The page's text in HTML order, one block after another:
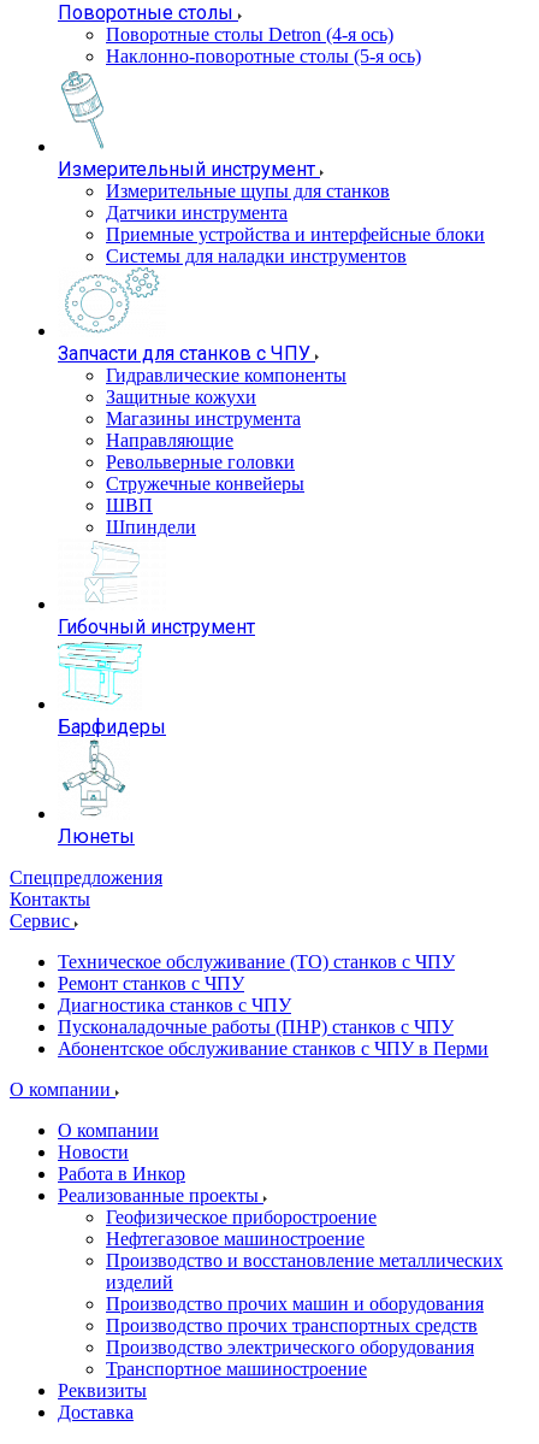
Поворотные столы
Поворотные столы Detron (4-я ось)
Наклонно-поворотные столы (5-я ось)
Измерительный инструмент
Измерительные щупы для станков
Датчики инструмента
Приемные устройства и интерфейсные блоки
Системы для наладки инструментов
Запчасти для станков с ЧПУ
Гидравлические компоненты
Защитные кожухи
Магазины инструмента
Направляющие
Револьверные головки
Стружечные конвейеры
ШВП
Шпиндели
Гибочный инструмент
Барфидеры
Люнеты
Спецпредложения
Контакты
Сервис
Техническое обслуживание (ТО) станков с ЧПУ
Ремонт станков с ЧПУ
Диагностика станков с ЧПУ
Пусконаладочные работы (ПНР) станков с ЧПУ
Абонентское обслуживание станков с ЧПУ в Перми
О компании
О компании
Новости
Работа в Инкор
Реализованные проекты
Геофизическое приборостроение
Нефтегазовое машиностроение
Производство и восстановление металлических
изделий
Производство прочих машин и оборудования
Производство прочих транспортных средств
Производство электрического оборудования
Транспортное машиностроение
Реквизиты
Доставка